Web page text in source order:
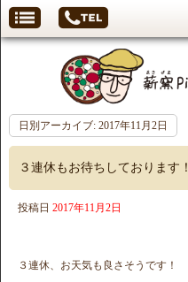
日別アーカイブ: 2017年11月2日
３連休もお待ちしております！
投稿日 2017年11月2日
３連休、お天気も良さそうです！